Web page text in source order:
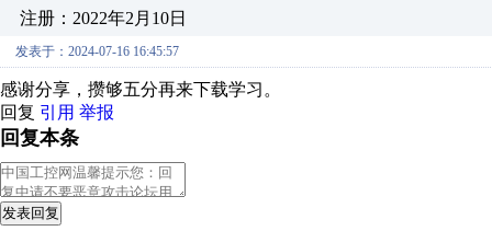
注册：2022年2月10日
发表于：2024-07-16 16:45:57
感谢分享，攒够五分再来下载学习。
回复 引用 举报
回复本条
发表回复